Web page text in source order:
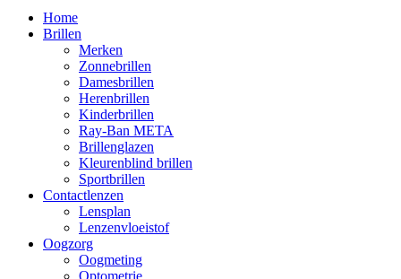
Home
Brillen
Merken
Zonnebrillen
Damesbrillen
Herenbrillen
Kinderbrillen
Ray-Ban META
Brillenglazen
Kleurenblind brillen
Sportbrillen
Contactlenzen
Lensplan
Lenzenvloeistof
Oogzorg
Oogmeting